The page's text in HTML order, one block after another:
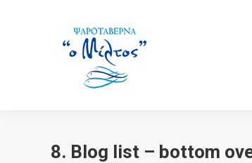
8. Blog list – bottom